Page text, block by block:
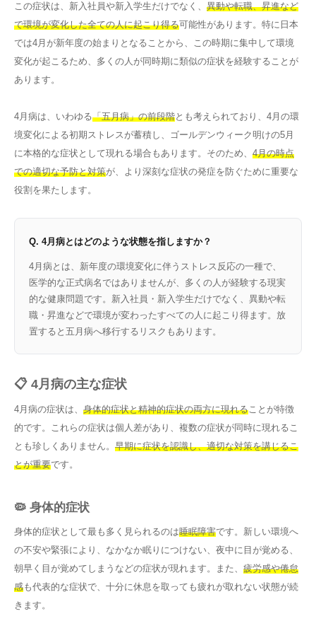
この症状は、新入社員や新入学生だけでなく、 異動や転職、昇進など
で環境が変化した全ての人に起こり得る可能性があります。特に日本
では4月が新年度の始まりとなることから、この時期に集中して環境
変化が起こるため、多くの人が同時期に類似の症状を経験することが
あります。
4月病は、いわゆる「五月病」の前段階とも考えられており、4月の環
境変化による初期ストレスが蓄積し、ゴールデンウィーク明けの5月
に本格的な症状として現れる場合もあります。そのため、 4月の時点
での適切な予防と対策が、より深刻な症状の発症を防ぐために重要な
役割を果たします。
Q. 4月病とはどのような状態を指しますか？
4月病とは、新年度の環境変化に伴うストレス反応の一種で、
医学的な正式病名ではありませんが、多くの人が経験する現実
的な健康問題です。新入社員・新入学生だけでなく、異動や転
職・昇進などで環境が変わったすべての人に起こり得ます。放
置すると五月病へ移行するリスクもあります。
📋 4月病の主な症状
4月病の症状は、 身体的症状と精神的症状の両方に現れることが特徴
的です。これらの症状は個人差があり、複数の症状が同時に現れるこ
とも珍しくありません。 早期に症状を認識し、適切な対策を講じるこ
とが重要です。
🦠 身体的症状
身体的症状として最も多く見られるのは睡眠障害です。新しい環境へ
の不安や緊張により、なかなか眠りにつけない、夜中に目が覚める、
朝早く目が覚めてしまうなどの症状が現れます。また、 疲労感や倦怠
感も代表的な症状で、十分に休息を取っても疲れが取れない状態が続
きます。